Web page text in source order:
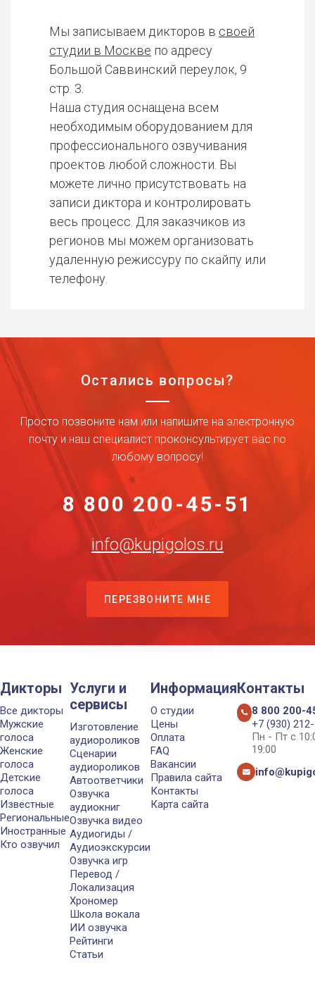
Мы записываем дикторов в своей
студии в Москве по адресу
Большой Саввинский переулок, 9
стр. 3.
Наша студия оснащена всем
необходимым оборудованием для
профессионального озвучивания
проектов любой сложности. Вы
можете лично присутствовать на
записи диктора и контролировать
весь процесс. Для заказчиков из
регионов мы можем организовать
удаленную режиссуру по скайпу или
телефону.
Остались вопросы?
Просто позвоните нам или напишите на электронную
почту и наш специалист проконсультирует вас по
любому вопросу!
8 800 200-45-51
info@kupigolos.ru
ПЕРЕЗВОНИТЕ МНЕ
Дикторы
Все дикторы
Мужские
голоса
Женские
голоса
Детские
голоса
Известные
Региональные
Иностранные
Кто озвучил
Услуги и
сервисы
Изготовление
аудиороликов
Сценарии
аудиороликов
Автоответчики
Озвучка
аудиокниг
Озвучка видео
Аудиогиды /
Аудиоэкскурсии
Озвучка игр
Перевод /
Локализация
Хрономер
Школа вокала
ИИ озвучка
Рейтинги
Статьи
Информация
О студии
Цены
Оплата
FAQ
Вакансии
Правила сайта
Контакты
Карта сайта
Контакты
8 800 200-
+7 (930)
Пн - Пт с
19:00